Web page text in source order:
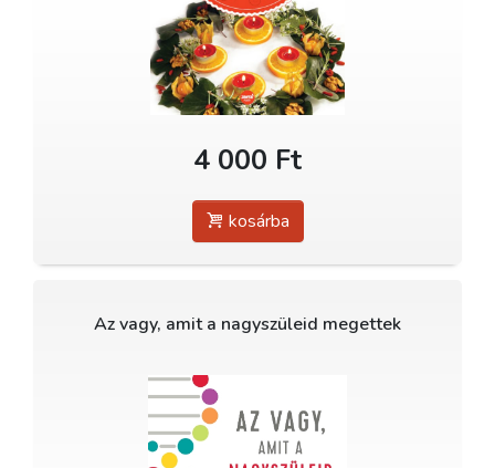
4 000 Ft
kosárba
Az vagy, amit a nagyszüleid megettek